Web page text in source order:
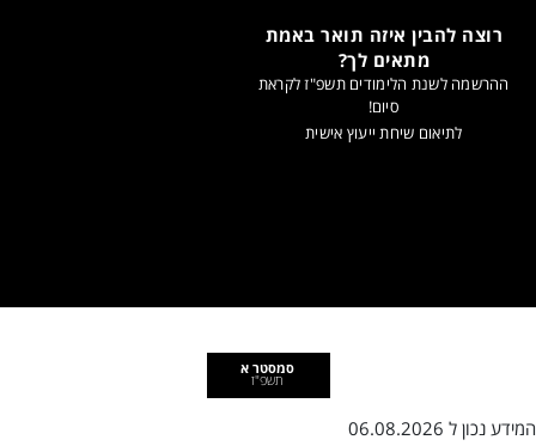
רוצה להבין איזה תואר באמת
מתאים לך?
ההרשמה לשנת הלימודים תשפ"ז לקראת
סיום!
לתיאום שיחת ייעוץ אישית
סמסטר א
תשפ"ז
המידע נכון ל 06.08.2026